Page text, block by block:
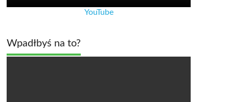
YouTube
Wpadłbyś na to?